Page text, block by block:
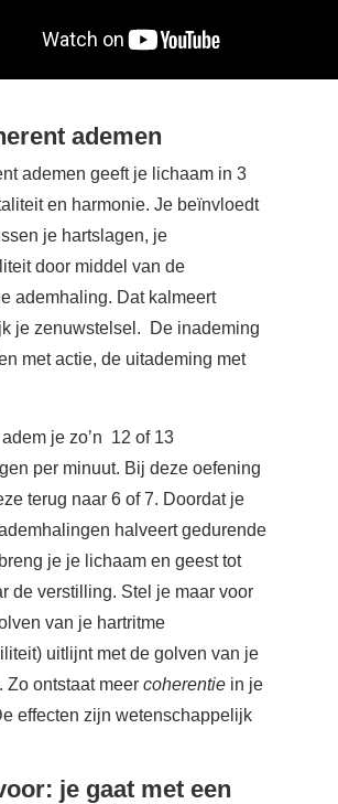
ademen
ademen geeft je lichaam in 3
en harmonie. Je beïnvloedt
je hartslagen, je
door middel van de
ademhaling. Dat kalmeert
je zenuwstelsel. De inademing
met actie, de uitademing met
je zo’n 12 of 13
per minuut. Bij deze oefening
terug naar 6 of 7. Doordat je
halveert gedurende
je je lichaam en geest tot
de verstilling. Stel je maar voor
van je hartritme
uitlijnt met de golven van je
Zo ontstaat meer coherentie in je
effecten zijn wetenschappelijk
je gaat met een